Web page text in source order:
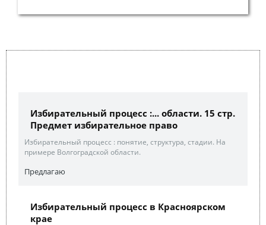
Избирательный процесс :... области. 15 стр.
Предмет избирательное право
Избирательный процесс : понятие, структура, стадии. На
примере Волгоградской области.
Предлагаю
Избирательный процесс в Красноярском
крае